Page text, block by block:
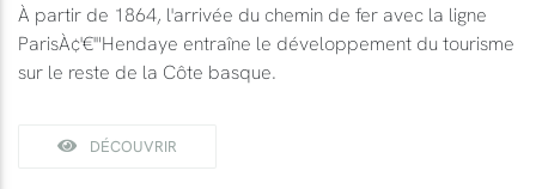
À partir de 1864, l'arrivée du chemin de fer avec la ligne
ParisÀ¢'€'"Hendaye entraîne le développement du tourisme
sur le reste de la Côte basque.
DÉCOUVRIR